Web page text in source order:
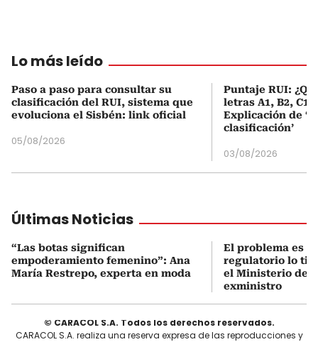
Lo más leído
Paso a paso para consultar su
clasificación del RUI, sistema que
evoluciona el Sisbén: link oficial
05/08/2026
Puntaje RUI:
letras A1, B2, C1
Explicación de
clasificación’
03/08/2026
Últimas Noticias
“Las botas significan
empoderamiento femenino”: Ana
María Restrepo, experta en moda
El problema es
regulatorio lo
el Ministerio de
exministro
© CARACOL S.A. Todos los derechos reservados.
CARACOL S.A. realiza una reserva expresa de las reproducciones y